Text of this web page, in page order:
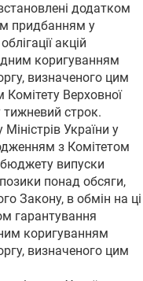
додатком
придбанням у
акцій
коригуванням
визначеного цим
Верховної
строк.
України у
з Комітетом
випуски
понад обсяги,
Закону, в обмін на ці
гарантування
коригуванням
визначеного цим